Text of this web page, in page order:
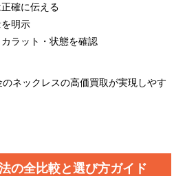
確に伝える
明示
ラット・状態を確認
ネックレスの高価買取が実現しやす
の全比較と選び方ガイド